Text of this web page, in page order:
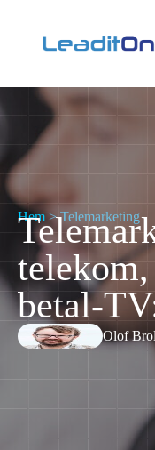
Hem >Telemarketing
betal-
Olof